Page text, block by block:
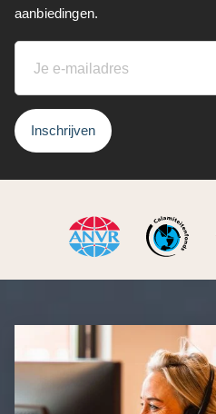
aanbiedingen.
Inschrijven